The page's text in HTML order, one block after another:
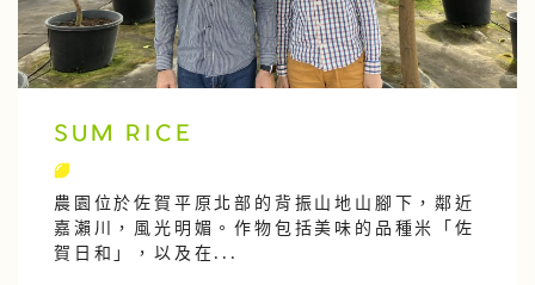
SUM RICE
農園位於佐賀平原北部的背振山地山腳下，鄰近
嘉瀨川，風光明媚。作物包括美味的品種米「佐
賀日和」，以及在...